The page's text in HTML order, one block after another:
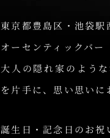
東京都豊島区・池袋駅
オーセンティックバ
大人の隠れ家のよう
を片手に、思い思いに
誕生日・記念日のお祝